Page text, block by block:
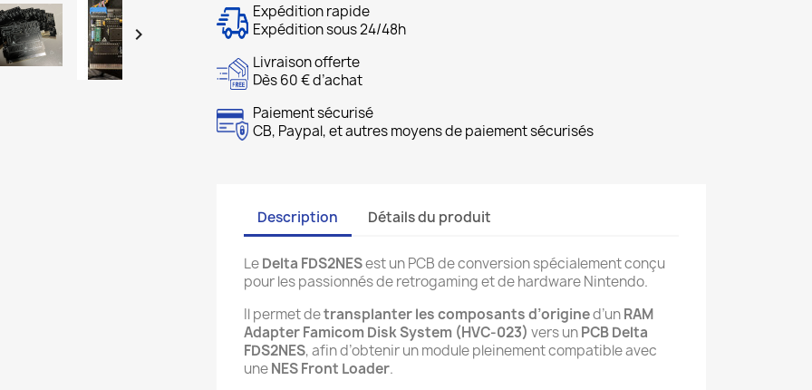

Expédition rapide
Expédition sous 24/48h
Livraison offerte
Dès 60 € d’achat
Paiement sécurisé
CB, Paypal, et autres moyens de paiement sécurisés
Description Détails du produit
LeDelta FDS2NESest un PCB de conversion spécialement conçu
pour les passionnés de retrogaming et de hardware Nintendo.
Il permet detransplanter les composants d’origined’unRAM
Adapter Famicom Disk System (HVC-023) vers unPCB Delta
FDS2NES, afin d’obtenir un module pleinement compatible avec
uneNES Front Loader.